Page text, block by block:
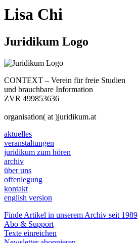
Lisa Chi
Juridikum Logo
CONTEXT – Verein für freie Studien
und brauchbare Information
ZVR 499853636
organisation( at )juridikum.at
aktuelles
veranstaltungen
juridikum zum hören
archiv
über uns
offenlegung
kontakt
english version
Finde Artikel in unserem Archiv seit 1989
Abo & Support
Texte einreichen